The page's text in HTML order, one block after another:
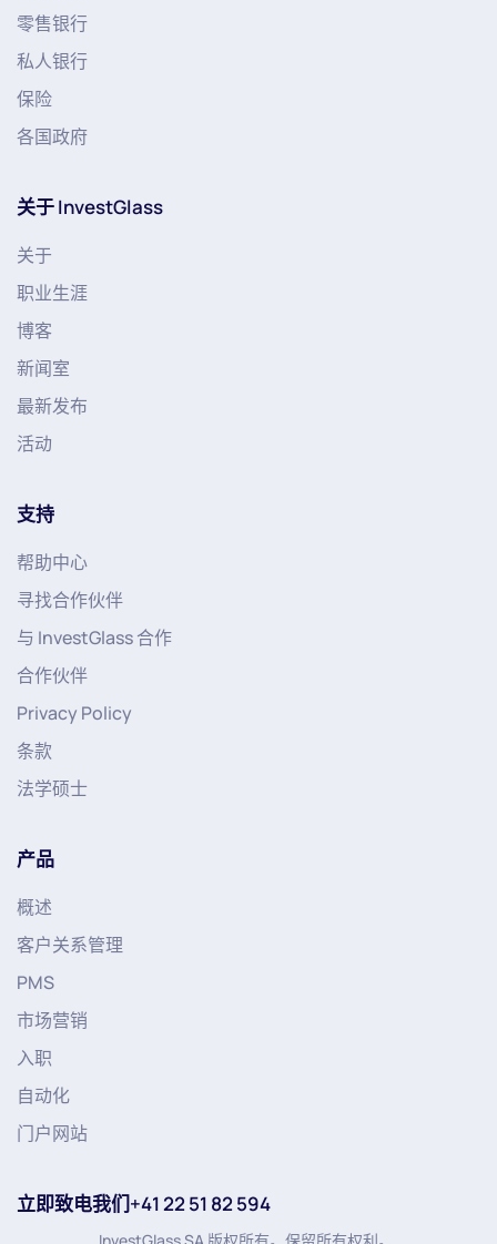
零售银行
私人银行
保险
各国政府
关于 InvestGlass
关于
职业生涯
博客
新闻室
最新发布
活动
支持
帮助中心
寻找合作伙伴
与 InvestGlass 合作
合作伙伴
Privacy Policy
条款
法学硕士
产品
概述
客户关系管理
PMS
市场营销
入职
自动化
门户网站
立即致电我们+41 22 51 82 594